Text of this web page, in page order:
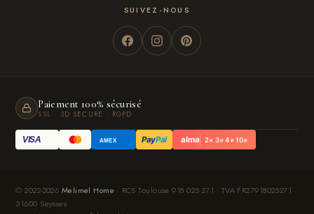
SUIVEZ-NOUS
Paiement 100% sécurisé
SSL · 3D SECURE · RGPD
VISA AMEX PayPal alma 2× 3× 4× 10×
© 2022-2026 Melimel Home · RCS Toulouse 918 025 271 · TVA FR27918025271 ·
31600 Seysses